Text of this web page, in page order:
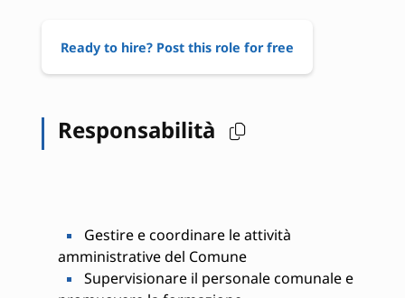
Ready to hire? Post this role for free
Responsabilità
Gestire e coordinare le attività
amministrative del Comune
Supervisionare il personale comunale e